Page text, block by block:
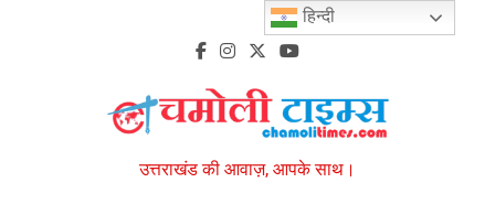
Chamoli Times
उत्तराखंड की आवाज़, आपके साथ।
हिन्दी